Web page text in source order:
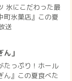
氷にこだわった最
町氷菓店』この夏
送
」
たっぷり！ホール
ん』この夏食べた